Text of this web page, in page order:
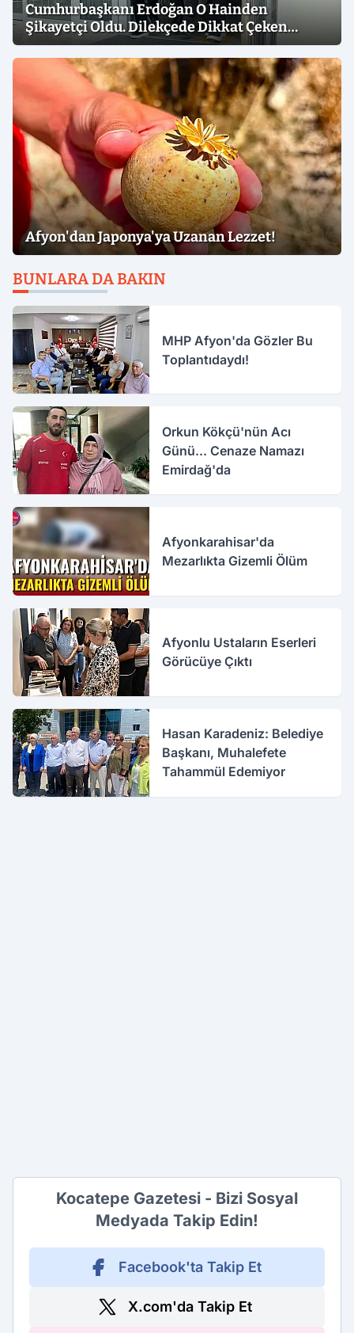
Cumhurbaşkanı Erdoğan O Hainden
Şikayetçi Oldu. Dilekçede Dikkat Çeken
İfadeler
Afyon'dan Japonya'ya Uzanan Lezzet!
BUNLARA DA BAKIN
MHP Afyon'da Gözler Bu
Toplantıdaydı!
Orkun Kökçü'nün Acı
Günü... Cenaze Namazı
Emirdağ'da
Afyonkarahisar'da
Mezarlıkta Gizemli Ölüm
Afyonlu Ustaların Eserleri
Görücüye Çıktı
Hasan Karadeniz: Belediye
Başkanı, Muhalefete
Tahammül Edemiyor
Kocatepe Gazetesi - Bizi Sosyal
Medyada Takip Edin!
Facebook'ta Takip Et
X.com'da Takip Et